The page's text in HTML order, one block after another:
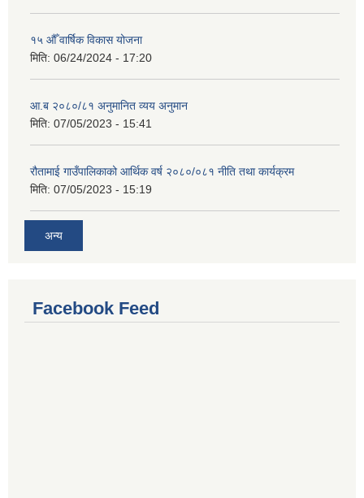
१५ औँ वार्षिक विकास योजना
मिति: 06/24/2024 - 17:20
आ.ब २०८०/८१ अनुमानित व्यय अनुमान
मिति: 07/05/2023 - 15:41
रौतामाई गाउँपालिकाको आर्थिक वर्ष २०८०/०८१ नीति तथा कार्यक्रम
मिति: 07/05/2023 - 15:19
अन्य
Facebook Feed